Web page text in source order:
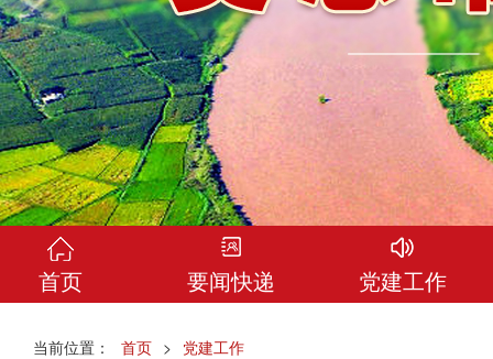
首页 要闻快递 党建工作
当前位置： 首页 > 党建工作